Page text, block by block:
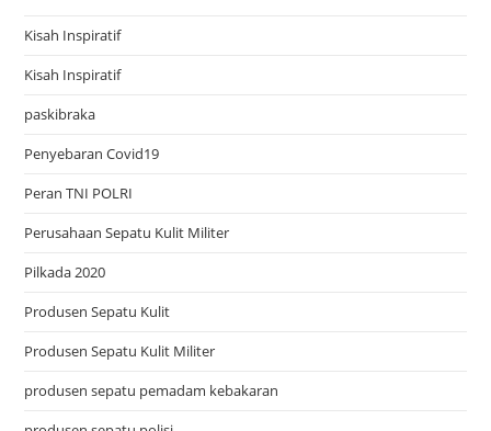
Kisah Inspiratif
Kisah Inspiratif
paskibraka
Penyebaran Covid19
Peran TNI POLRI
Perusahaan Sepatu Kulit Militer
Pilkada 2020
Produsen Sepatu Kulit
Produsen Sepatu Kulit Militer
produsen sepatu pemadam kebakaran